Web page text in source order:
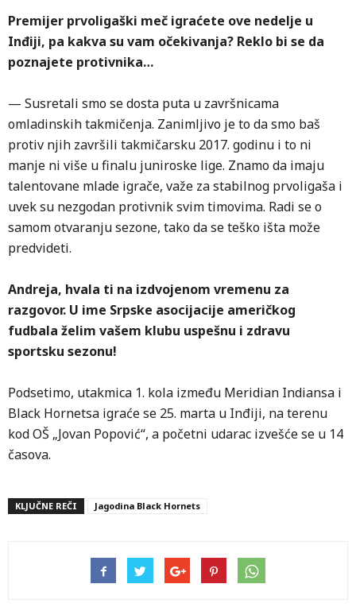
Premijer prvoligaški meč igraćete ove nedelje u
Inđiji, pa kakva su vam očekivanja? Reklo bi se da
poznajete protivnika…
— Susretali smo se dosta puta u završnicama
omladinskih takmičenja. Zanimljivo je to da smo baš
protiv njih završili takmičarsku 2017. godinu i to ni
manje ni više u finalu juniroske lige. Znamo da imaju
talentovane mlade igrače, važe za stabilnog prvoligaša i
uvek su nezgodan protivnik svim timovima. Radi se o
samom otvaranju sezone, tako da se teško išta može
predvideti.
Andreja, hvala ti na izdvojenom vremenu za
razgovor. U ime Srpske asocijacije američkog
fudbala želim vašem klubu uspešnu i zdravu
sportsku sezonu!
Podsetimo, utakmica 1. kola između Meridian Indiansa i
Black Hornetsa igraće se 25. marta u Inđiji, na terenu
kod OŠ „Jovan Popović“, a početni udarac izvešće se u 14
časova.
KLJUČNE REČI Jagodina Black Hornets